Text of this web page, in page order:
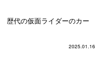
歴代の仮面ライダーのカー
2025.01.16